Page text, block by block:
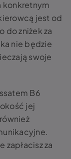
konkretnym
jest od
do zniżek za
nie będzie
swoje
B6
jej
zapłacisz za